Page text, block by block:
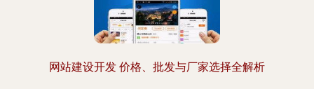
网站建设开发 价格、批发与厂家选择全解析